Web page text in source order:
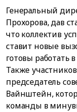
Генеральный
Прохорова, дав
что коллектив
ставит новые
готовы работать
Также
председатель
Вайнштейн,
команды в